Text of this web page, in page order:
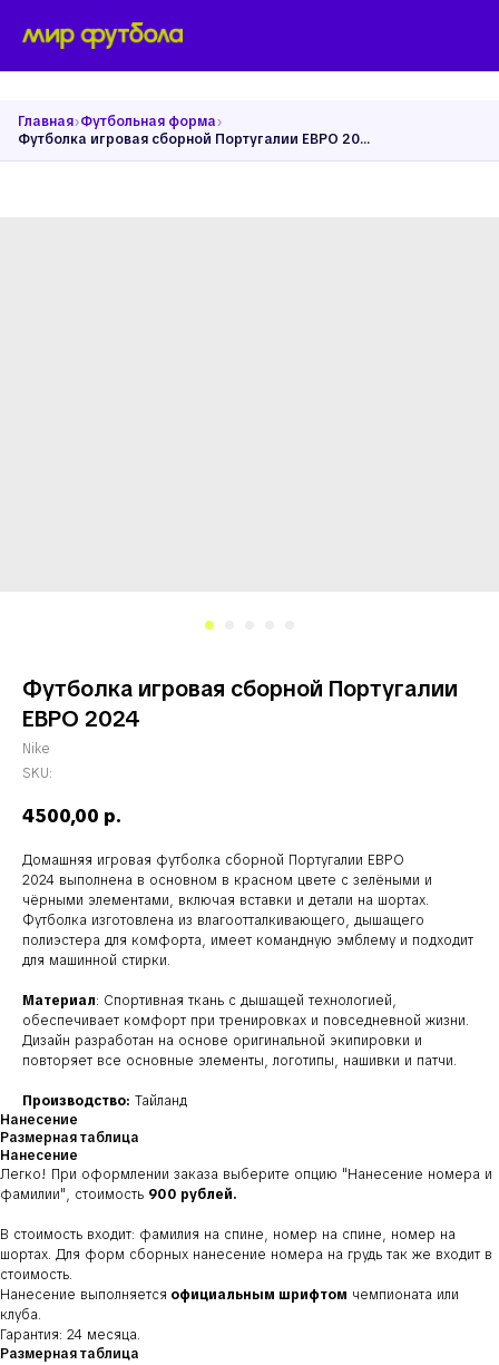
Главная›Футбольная форма›
Футболка игровая сборной Португалии ЕВРО 2024
Футболка игровая сборной Португалии
ЕВРО 2024
Nike
SKU:
4500,00 р.
Домашняя игровая футболка сборной Португалии ЕВРО
2024 выполнена в основном в красном цвете с зелёными и
чёрными элементами, включая вставки и детали на шортах.
Футболка изготовлена из влагоотталкивающего, дышащего
полиэстера для комфорта, имеет командную эмблему и подходит
для машинной стирки.
Материал: Спортивная ткань с дышащей технологией,
обеспечивает комфорт при тренировках и повседневной жизни.
Дизайн разработан на основе оригинальной экипировки и
повторяет все основные элементы, логотипы, нашивки и патчи.
Производство: Тайланд
Нанесение
Размерная таблица
Нанесение
Легко! При оформлении заказа выберите опцию "Нанесение номера и
фамилии", стоимость 900 рублей.
В стоимость входит: фамилия на спине, номер на спине, номер на
шортах. Для форм сборных нанесение номера на грудь так же входит в
стоимость.
Нанесение выполняется официальным шрифтом чемпионата или
клуба.
Гарантия: 24 месяца.
Размерная таблица